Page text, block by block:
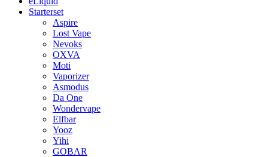
Starterset
Aspire
Lost Vape
Nevoks
OXVA
Moti
Vaporizer
Asmodus
Da One
Wondervape
Elfbar
Yooz
Yihi
GOBAR